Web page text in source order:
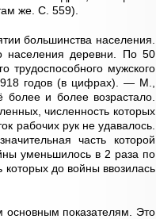
же. С. 559).
большинства населения.
населения деревни. По 50
трудоспособного мужского
годов (в цифрах). — М.,
и более возрастало.
численность которых
рабочих рук не удавалось.
часть которой
уменьшилось в 2 раза по
до войны ввозилась
основным показателям. Это